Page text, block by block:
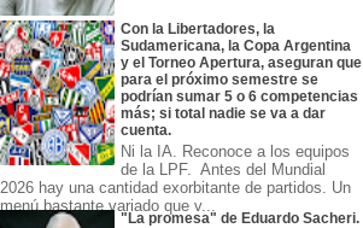
Con la Libertadores, la
Sudamericana, la Copa Argentina
y el Torneo Apertura, aseguran que
para el próximo semestre se
podrían sumar 5 o 6 competencias
más; si total nadie se va a dar
cuenta.
Ni la IA. Reconoce a los equipos
de la LPF. Antes del Mundial
2026 hay una cantidad exorbitante de partidos. Un
menú bastante variado que v...
"La promesa" de Eduardo Sacheri.